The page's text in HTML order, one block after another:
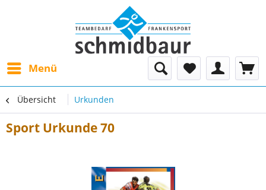
Menü
Übersicht Urkunden
Sport Urkunde 70